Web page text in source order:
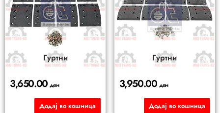
Гуртни
3,650.00ден
Додај во кошница
Гуртни
3,950.00 ден
Додај во кошница